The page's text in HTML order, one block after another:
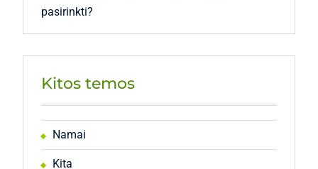
pasirinkti?
Kitos temos
Namai
Kita